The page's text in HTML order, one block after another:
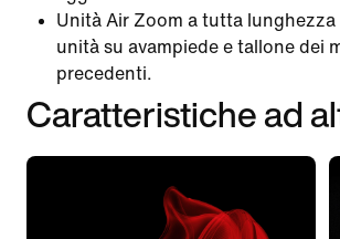
Unità Air Zoom a tutta
unità su avampiede e tallone dei
precedenti.
Caratteristiche ad